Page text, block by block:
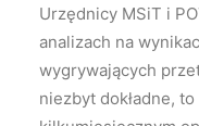
Urzędnicy MSiT i
analizach na
wygrywających
niezbyt dokładne,